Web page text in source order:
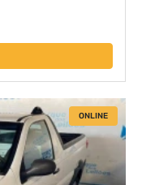
ONLINE